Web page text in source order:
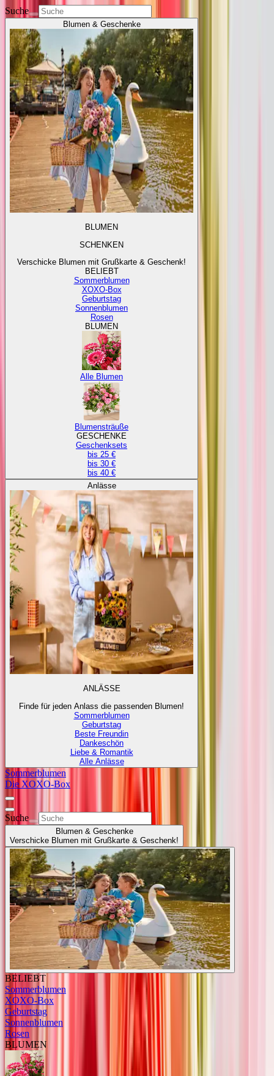
Suche
Blumen & Geschenke
BLUMEN
SCHENKEN
Verschicke Blumen mit Grußkarte & Geschenk!
BELIEBT
Sommerblumen
XOXO-Box
Geburtstag
Sonnenblumen
Rosen
BLUMEN
Alle Blumen
Blumensträuße
GESCHENKE
Geschenksets
bis 25 €
bis 30 €
bis 40 €
Anlässe
ANLÄSSE
Finde für jeden Anlass die passenden Blumen!
Sommerblumen
Geburtstag
Beste Freundin
Dankeschön
Liebe & Romantik
Alle Anlässe
Sommerblumen
Die XOXO-Box
Suche
Blumen & Geschenke
Verschicke Blumen mit Grußkarte & Geschenk!
BELIEBT
Sommerblumen
XOXO-Box
Geburtstag
Sonnenblumen
Rosen
BLUMEN